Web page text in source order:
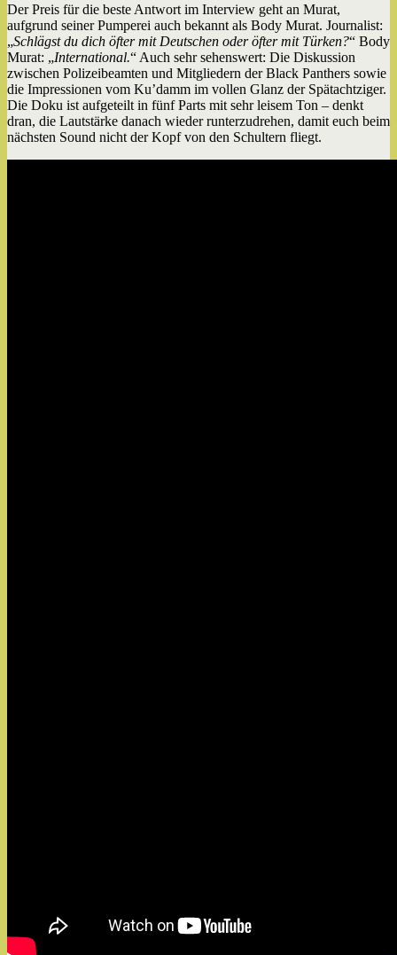
Der Preis für die beste Antwort im Interview geht an Murat,
aufgrund seiner Pumperei auch bekannt als Body Murat. Journalist:
„Schlägst du dich öfter mit Deutschen oder öfter mit Türken?“ Body
Murat: „International.“ Auch sehr sehenswert: Die Diskussion
zwischen Polizeibeamten und Mitgliedern der Black Panthers sowie
die Impressionen vom Ku’damm im vollen Glanz der Spätachtziger.
Die Doku ist aufgeteilt in fünf Parts mit sehr leisem Ton – denkt
dran, die Lautstärke danach wieder runterzudrehen, damit euch beim
nächsten Sound nicht der Kopf von den Schultern fliegt.